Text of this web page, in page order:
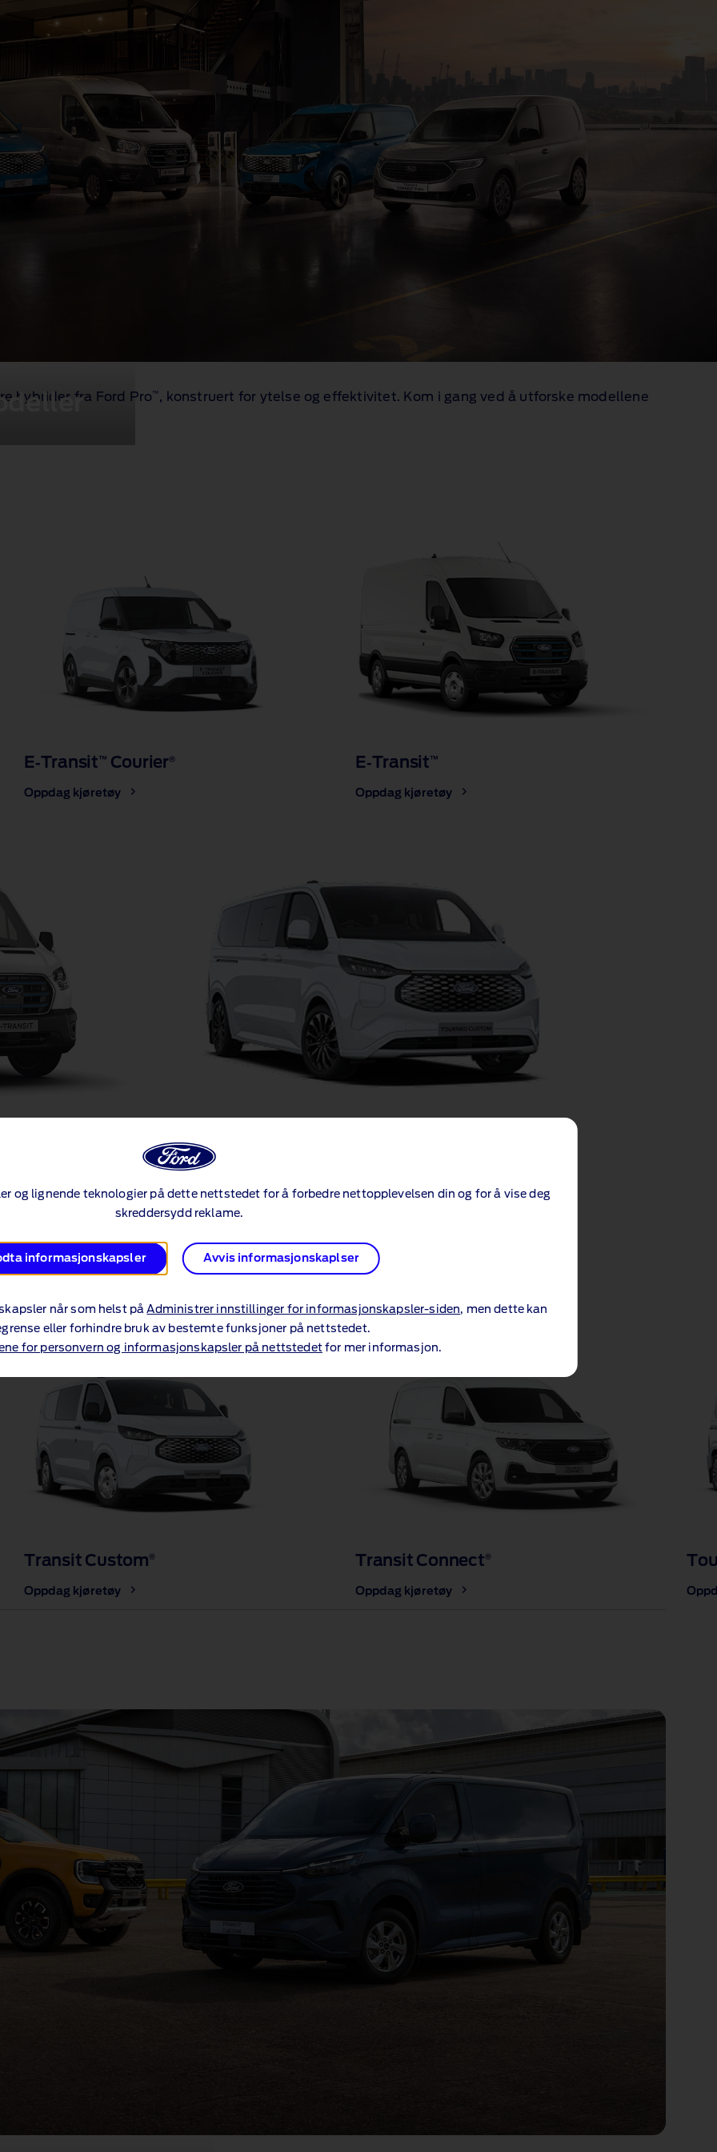
og lignende teknologier på dette nettstedet for å forbedre nettopplevelsen din og for å vise deg
skreddersydd reklame.
informasjonskapsler Avvis informasjonskaplser
når som helst påAdministrer innstillinger for informasjonskapsler-siden, men dette kan
eller forhindre bruk av bestemte funksjoner på nettstedet.
for personvern og informasjonskapsler på nettstedetfor mer informasjon.
hybrider fra Ford Pro ™ , konstruert for ytelse og effektivitet. Kom i gang ved å utforske modellene
E‑Transit ™ Courier®
Oppdag kjøretøy
E‑Transit ™
Oppdag kjøretøy
E‑Tourneo
Oppdag kjøretøy
Transit Custom®
Oppdag kjøretøy
Transit Connect®
Oppdag kjøretøy